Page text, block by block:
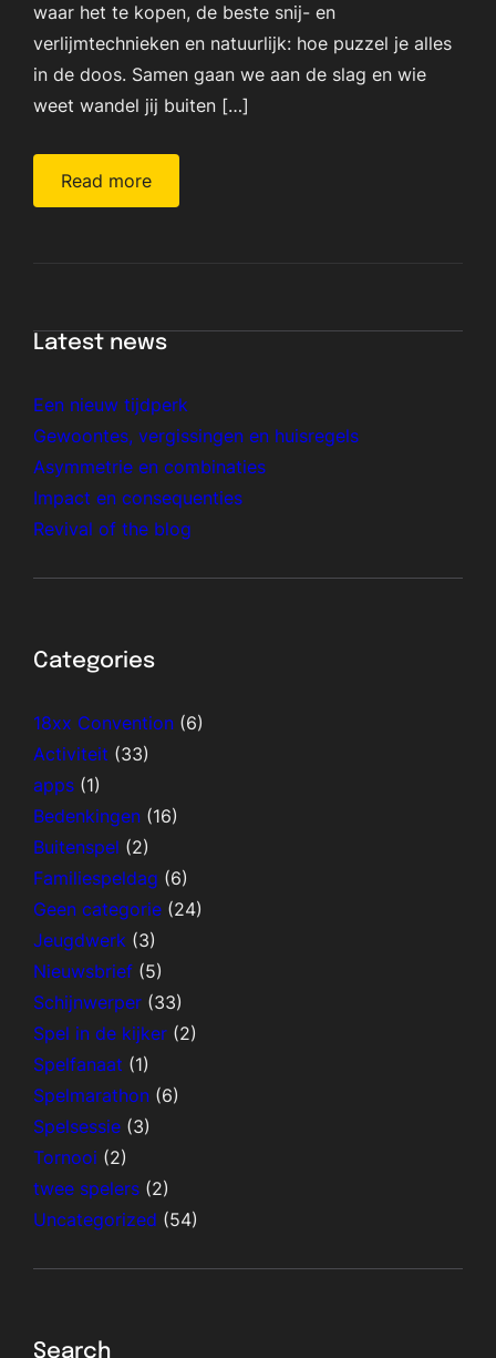
waar het te kopen, de beste snij- en
verlijmtechnieken en natuurlijk: hoe puzzel je alles
in de doos. Samen gaan we aan de slag en wie
weet wandel jij buiten […]
Read more
Latest news
Een nieuw tijdperk
Gewoontes, vergissingen en huisregels
Asymmetrie en combinaties
Impact en consequenties
Revival of the blog
Categories
18xx Convention (6)
Activiteit (33)
apps (1)
Bedenkingen (16)
Buitenspel (2)
Familiespeldag (6)
Geen categorie (24)
Jeugdwerk (3)
Nieuwsbrief (5)
Schijnwerper (33)
Spel in de kijker (2)
Spelfanaat (1)
Spelmarathon (6)
Spelsessie (3)
Tornooi (2)
twee spelers (2)
Uncategorized (54)
Search